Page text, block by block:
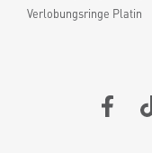
Verlobungsringe Platin